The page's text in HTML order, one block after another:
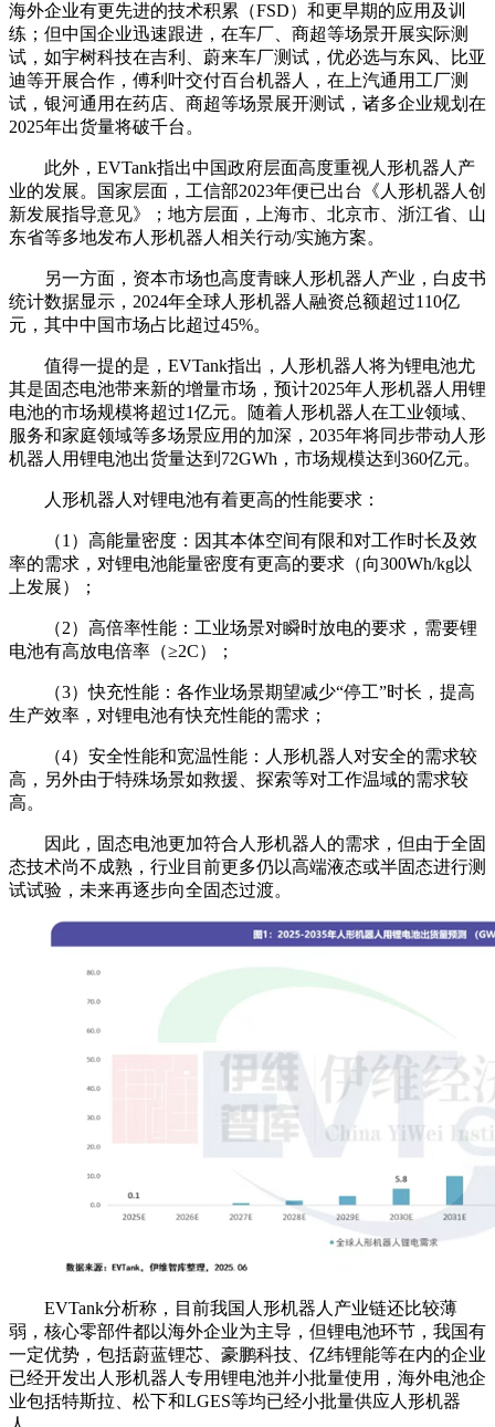
海外企业有更先进的技术积累（FSD）和更早期的应用及训
练；但中国企业迅速跟进，在车厂、商超等场景开展实际测
试，如宇树科技在吉利、蔚来车厂测试，优必选与东风、比亚
迪等开展合作，傅利叶交付百台机器人，在上汽通用工厂测
试，银河通用在药店、商超等场景展开测试，诸多企业规划在
2025年出货量将破千台。
此外，EVTank指出中国政府层面高度重视人形机器人产
业的发展。国家层面，工信部2023年便已出台《人形机器人创
新发展指导意见》；地方层面，上海市、北京市、浙江省、山
东省等多地发布人形机器人相关行动/实施方案。
另一方面，资本市场也高度青睐人形机器人产业，白皮书
统计数据显示，2024年全球人形机器人融资总额超过110亿
元，其中中国市场占比超过45%。
值得一提的是， EVTank指出，人形机器人将为锂电池尤
其是固态电池带来新的增量市场，预计2025年人形机器人用锂
电池的市场规模将超过1亿元。随着人形机器人在工业领域、
服务和家庭领域等多场景应用的加深，2035年将同步带动人形
机器人用锂电池出货量达到72GWh，市场规模达到360亿元。
人形机器人对锂电池有着更高的性能要求：
（1）高能量密度：因其本体空间有限和对工作时长及效
率的需求，对锂电池能量密度有更高的要求（向300Wh/kg以
上发展）；
（2）高倍率性能：工业场景对瞬时放电的要求，需要锂
电池有高放电倍率（≥2C）；
（3）快充性能：各作业场景期望减少“停工”时长，提高
生产效率，对锂电池有快充性能的需求；
（4）安全性能和宽温性能：人形机器人对安全的需求较
高，另外由于特殊场景如救援、探索等对工作温域的需求较
高。
因此，固态电池更加符合人形机器人的需求，但由于全固
态技术尚不成熟，行业目前更多仍以高端液态或半固态进行测
试试验，未来再逐步向全固态过渡。
EVTank分析称，目前我国人形机器人产业链还比较薄
弱，核心零部件都以海外企业为主导，但锂电池环节，我国有
一定优势，包括蔚蓝锂芯、豪鹏科技、亿纬锂能等在内的企业
已经开发出人形机器人专用锂电池并小批量使用，海外电池企
业包括特斯拉、松下和LGES等均已经小批量供应人形机器